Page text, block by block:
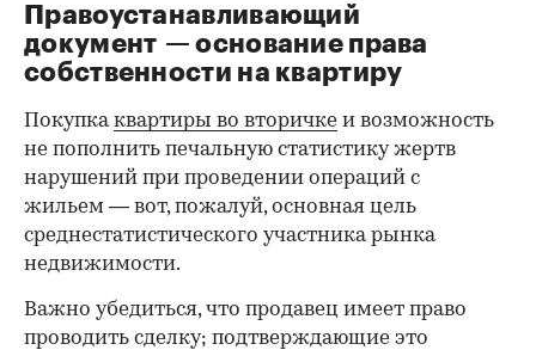
00:00 / 00:00
Правоустанавливающий
документ — основание права
собственности на квартиру
Покупкаквартиры во вторичке и возможность
не пополнить печальную статистику жертв
нарушений при проведении операций с
жильем — вот, пожалуй, основная цель
среднестатистического участника рынка
недвижимости.
Важно убедиться, что продавец имеет право
проводить сделку; подтверждающие это